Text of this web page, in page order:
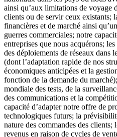
ainsi qu’aux limitations de voyage
clients ou de servir ceux existants;
financières et de marché ainsi
guerres commerciales; notre
entreprises que nous acquérons;
des déploiements de réseaux dans
(dont l’adaptation rapide de nos
économiques anticipées et la
fonction de la demande du
mondiale des tests, de la
des communications et la
capacité d’adapter notre offre de
technologiques futurs; la
nature des commandes des clients;
revenus en raison de cycles de